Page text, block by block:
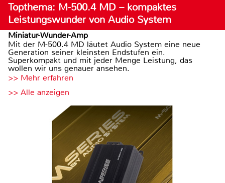
Topthema: M-500.4 MD – kompaktes
Leistungswunder von Audio System
Miniatur-Wunder-Amp
Mit der M-500.4 MD läutet Audio System eine neue
Generation seiner kleinsten Endstufen ein.
Superkompakt und mit jeder Menge Leistung, das
wollen wir uns genauer ansehen.
>> Mehr erfahren
>> Alle anzeigen